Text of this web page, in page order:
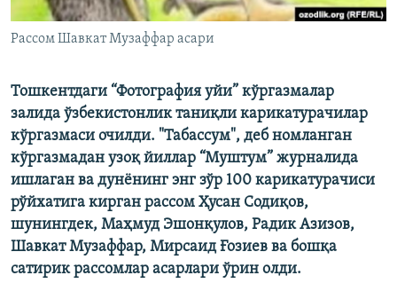
Рассом Шавкат Музаффар асари
Тошкентдаги “Фотография уйи” кўргазмалар
залида ўзбекистонлик таниқли карикатурачилар
кўргазмаси очилди. "Табассум", деб номланган
кўргазмадан узоқ йиллар “Муштум” журналида
ишлаган ва дунëнинг энг зўр 100 карикатурачиси
рўйхатига кирган рассом Ҳусан Содиқов,
шунингдек, Маҳмуд Эшонқулов, Радик Азизов,
Шавкат Музаффар, Мирсаид Ғозиев ва бошқа
сатирик рассомлар асарлари ўрин олди.